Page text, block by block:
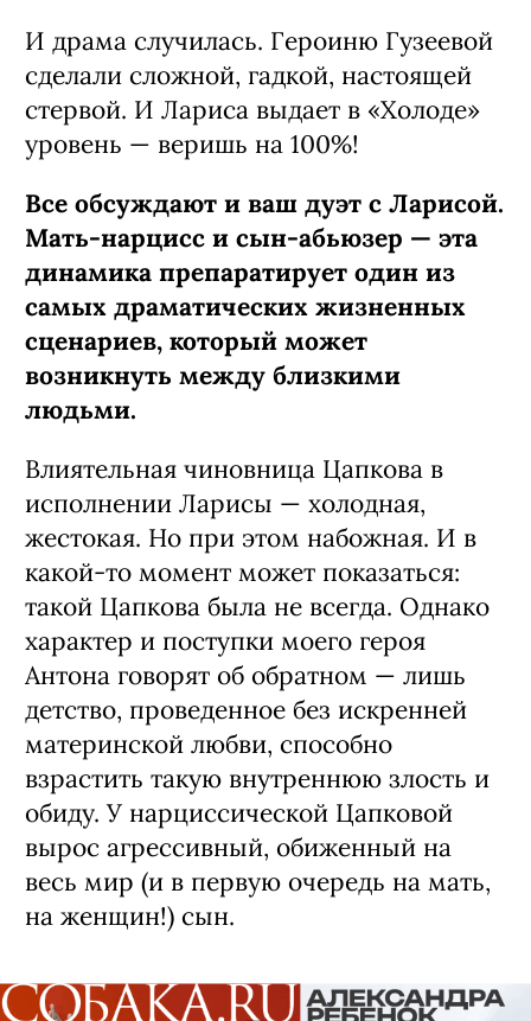
И драма случилась. Героиню Гузеевой
сделали сложной, гадкой, настоящей
стервой. И Лариса выдает в «Холоде»
уровень — веришь на 100%!
Все обсуждают и ваш дуэт с Ларисой.
Мать-нарцисс и сын-абьюзер — эта
динамика препаратирует один из
самых драматических жизненных
сценариев, который может
возникнуть между близкими
людьми.
Влиятельная чиновница Цапкова в
исполнении Ларисы — холодная,
жестокая. Но при этом набожная. И в
какой-то момент может показаться:
такой Цапкова была не всегда. Однако
характер и поступки моего героя
Антона говорят об обратном — лишь
детство, проведенное без искренней
материнской любви, способно
взрастить такую внутреннюю злость и
обиду. У нарциссической Цапковой
вырос агрессивный, обиженный на
весь мир (и в первую очередь на мать,
на женщин!) сын.